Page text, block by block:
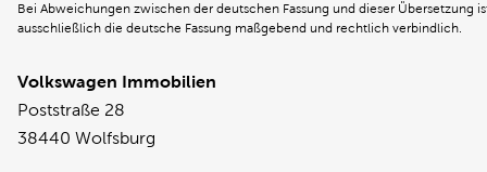
Bei Abweichungen zwischen der deutschen Fassung und dieser Übersetzung
ausschließlich die deutsche Fassung maßgebend und rechtlich verbindlich.
Volkswagen Immobilien
Poststraße 28
38440 Wolfsburg